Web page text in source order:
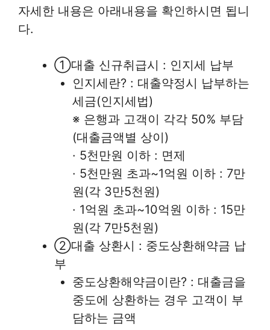
자세한 내용은 아래내용을 확인하시면 됩니
다.
①대출 신규취급시 : 인지세 납부
인지세란? : 대출약정시 납부하는
세금(인지세법)
※ 은행과 고객이 각각 50% 부담
(대출금액별 상이)
· 5천만원 이하 : 면제
· 5천만원 초과~1억원 이하 : 7만
원(각 3만5천원)
· 1억원 초과~10억원 이하 : 15만
원(각 7만5천원)
②대출 상환시 : 중도상환해약금 납
부
중도상환해약금이란? : 대출금을
중도에 상환하는 경우 고객이 부
담하는 금액